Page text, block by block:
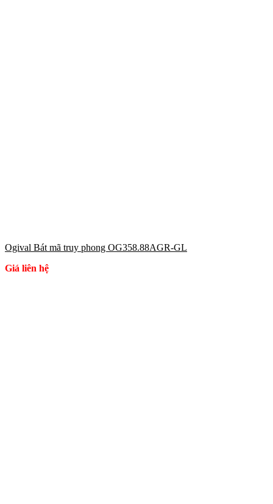
Ogival Bát mã truy phong OG358.88AGR-GL
Giá liên hệ